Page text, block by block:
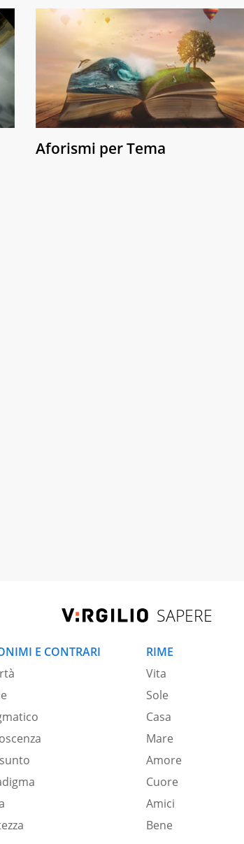
Aforismi per Tema
SAPERE
E CONTRARI
RIME
Vita
Sole
Casa
Mare
Amore
Cuore
Amici
Bene